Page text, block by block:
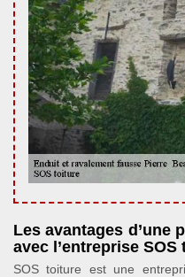
Les avantages d’une
avec l’entreprise SOS
SOS toiture est une